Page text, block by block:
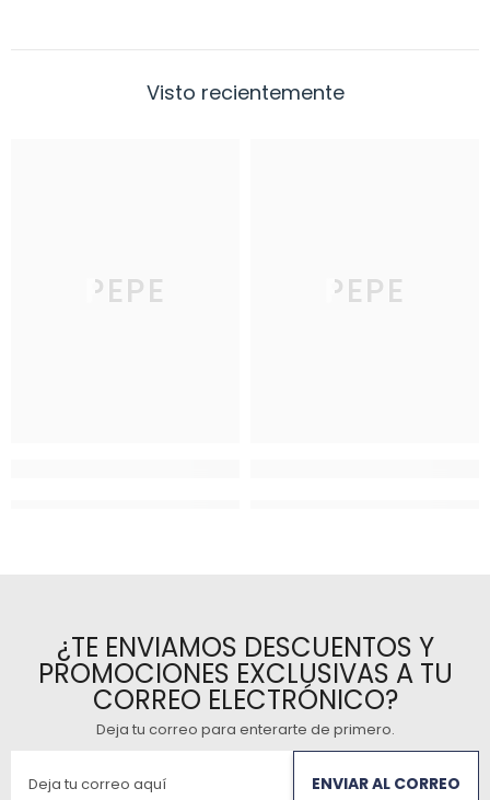
Visto recientemente
PEPE PEPE
¿TE ENVIAMOS DESCUENTOS Y
PROMOCIONES EXCLUSIVAS A TU
CORREO ELECTRÓNICO?
Deja tu correo para enterarte de primero.
ENVIAR AL CORREO